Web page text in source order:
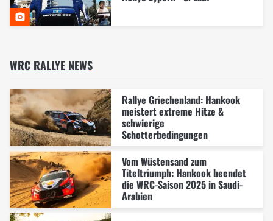
WRC RALLYE NEWS
Rallye Griechenland: Hankook
meistert extreme Hitze &
schwierige
Schotterbedingungen
Vom Wüstensand zum
Titeltriumph: Hankook beendet
die WRC-Saison 2025 in Saudi-
Arabien